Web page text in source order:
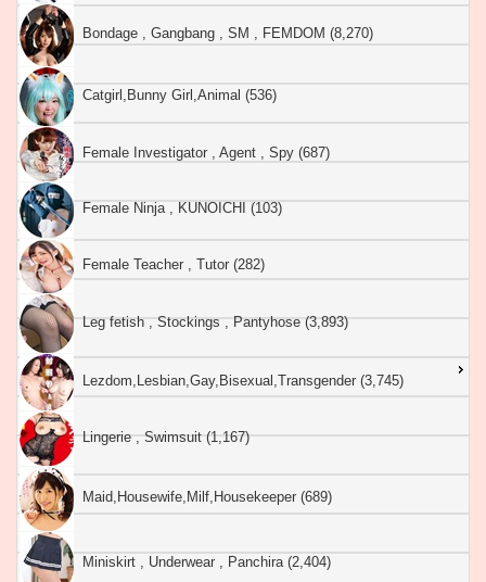
Bondage , Gangbang , SM , FEMDOM (8,270)
Catgirl,Bunny Girl,Animal (536)
Female Investigator , Agent , Spy (687)
Female Ninja , KUNOICHI (103)
Female Teacher , Tutor (282)
Leg fetish , Stockings , Pantyhose (3,893)
Lezdom,Lesbian,Gay,Bisexual,Transgender (3,745)
Lingerie , Swimsuit (1,167)
Maid,Housewife,Milf,Housekeeper (689)
Miniskirt , Underwear , Panchira (2,404)